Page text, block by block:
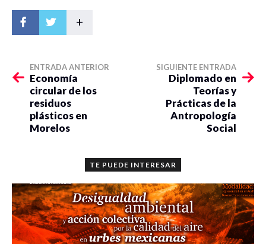
+
ENTRADA ANTERIOR
Economía
circular de los
residuos
plásticos en
Morelos
SIGUIENTE ENTRADA
Diplomado en
Teorías y
Prácticas de la
Antropología
Social
TE PUEDE INTERESAR